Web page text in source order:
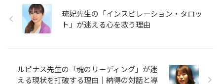
琉妃先生の「インスピレーション・タロッ
ト」が迷える心を救う理由
ルピナス先生の「魂のリーディング」が迷
える現状を打破する理由｜納得の対話と導